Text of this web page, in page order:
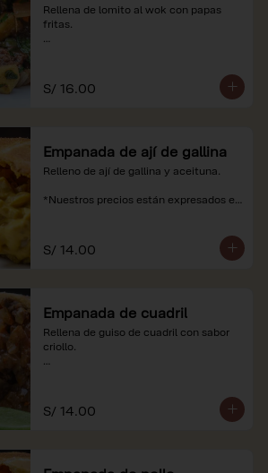
Rellena de lomito al wok con papas
fritas.
S/ 16.00
Empanada de ají de gallina
Relleno de ají de gallina y aceituna.
*Nuestros precios están expresados en
S/ 14.00
Empanada de cuadril
Rellena de guiso de cuadril con sabor
criollo.
S/ 14.00